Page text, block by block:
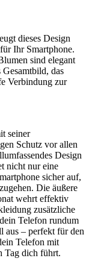
dieses Design
Ihr Smartphone.
sind elegant
Gesamtbild, das
Verbindung zur
seiner
Schutz vor allen
Design
nicht nur eine
sicher auf,
Die äußere
wehrt effektiv
zusätzliche
Telefon rundum
aus – perfekt für den
Telefon mit
Tag dich führt.